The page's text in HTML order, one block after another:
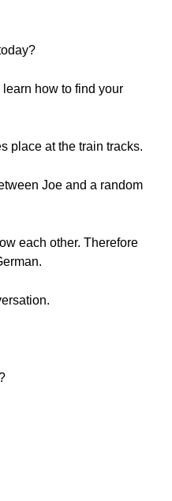
how to find your
place at the train tracks.
Joe and a random
each other. Therefore